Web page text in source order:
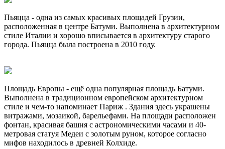
Пьяцца - одна из самых красивых площадей Грузии,
расположенная в центре Батуми. Выполнена в архитектурном
стиле Италии и хорошо вписывается в архитектуру старого
города. Пьяцца была построена в 2010 году.
Площадь Европы - ещё одна популярная площадь Батуми.
Выполнена в традиционном европейском архитектурном
стиле и чем-то напоминает Париж . Здания здесь украшены
витражами, мозаикой, барельефами. На площади расположен
фонтан, красивая башня с астрономическими часами и 40-
метровая статуя Медеи с золотым руном, которое согласно
мифов находилось в древней Колхиде.